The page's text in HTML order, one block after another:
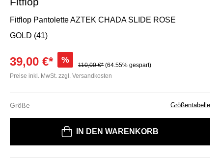
Fitflop Pantolette AZTEK CHADA SLIDE ROSE
GOLD (41)
39,00 €* %
110,00 €* (64.55% gespart)
Preise inkl. MwSt. zzgl. Versandkosten
Größe Größentabelle
IN DEN WARENKORB